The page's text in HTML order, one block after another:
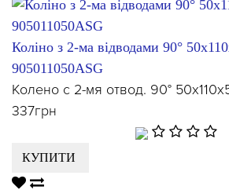
Коліно з 2-ма відводами 90°
905011050ASG
Колено с 2-мя отвод. 90°
337грн
КУПИТИ